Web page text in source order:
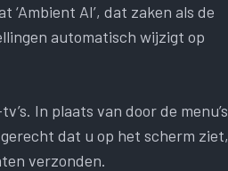
AI’, dat zaken als de
automatisch wijzigt op
In plaats van door de menu’s
dat u op het scherm ziet,
verzonden.